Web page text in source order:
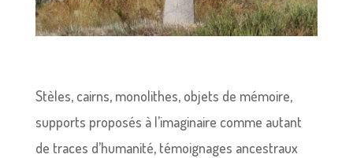
Stèles, cairns, monolithes, objets de mémoire,
supports proposés à l’imaginaire comme autant
de traces d’humanité, témoignages ancestraux